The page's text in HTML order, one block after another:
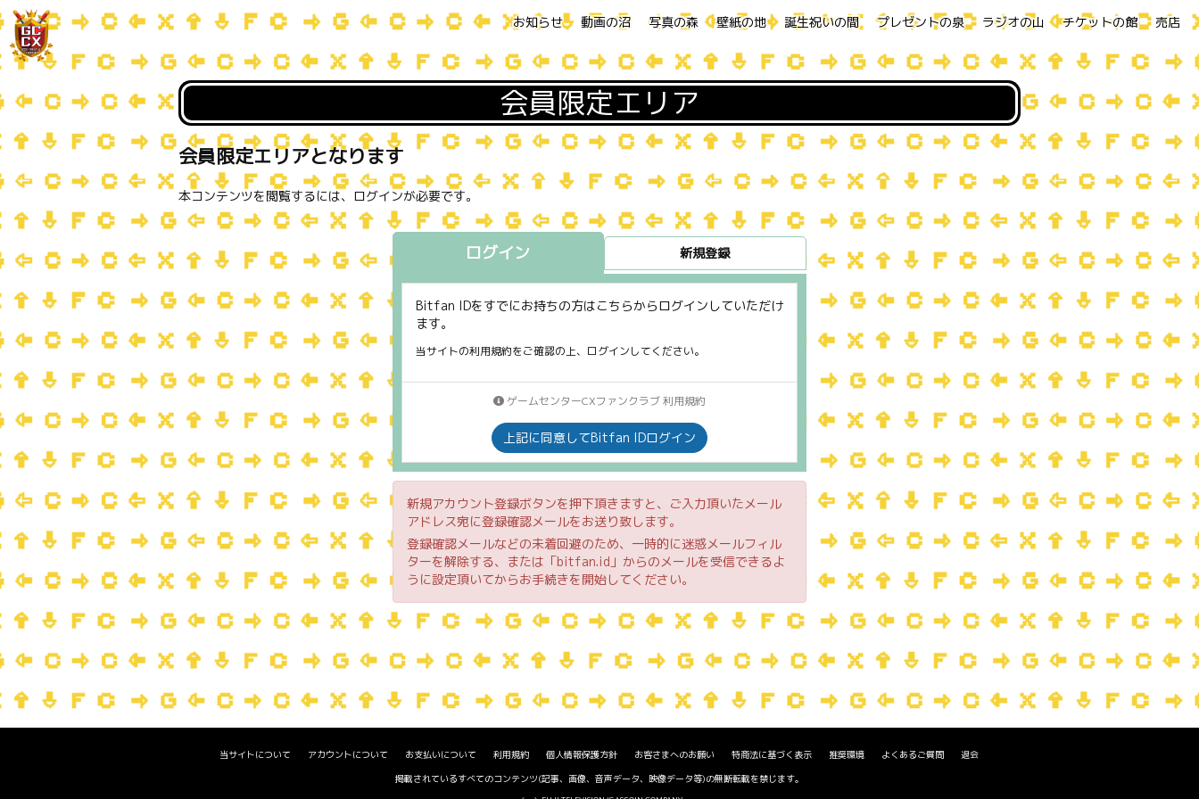
お知らせ 動画の沼 写真の森 壁紙の地 誕生祝いの間 プレゼントの泉 ラジオの山 チケットの館 売店
会員限定エリア
会員限定エリアとなります
本コンテンツを閲覧するには、ログインが必要です。
ログイン 新規登録
Bitfan IDをすでにお持ちの方はこちらからログインしていただけ
ます。
当サイトの利用規約をご確認の上、ログインしてください。
ゲームセンターCXファンクラブ 利用規約
上記に同意してBitfan IDログイン
新規アカウント登録ボタンを押下頂きますと、ご入力頂いたメール
アドレス宛に登録確認メールをお送り致します。
登録確認メールなどの未着回避のため、一時的に迷惑メールフィル
ターを解除する、または「bitfan.id」からのメールを受信できるよ
うに設定頂いてからお手続きを開始してください。
当サイトについて アカウントについて お支払いについて 利用規約 個人情報保護方針 お客さまへのお願い 特商法に基づく表示 推奨環境 よくあるご質問
退会
掲載されているすべてのコンテンツ(記事、画像、音声データ、映像データ等)の無断転載を禁じます。